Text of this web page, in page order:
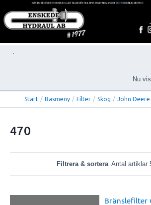
Nu
Start / Basmeny / Filter / Skog / John Deere
470
Filtrera & sortera Antal artiklar
Bränslefilter